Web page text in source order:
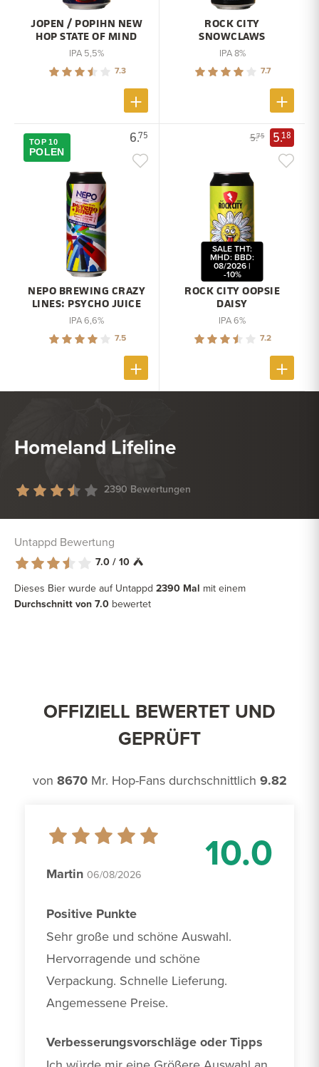
JOPEN / POPIHN NEW
HOP STATE OF MIND
IPA 5,5%
7.3
ROCK CITY
SNOWCLAWS
IPA 8%
7.7
6.75
TOP 10
POLEN
NEPO BREWING CRAZY
LINES: PSYCHO JUICE
IPA 6,6%
7.5
5.75 5.18
ROCK CITY OOPSIE
DAISY
SALE THT:
MHD: BBD:
08/2026 |
-10%
IPA 6%
7.2
Homeland Lifeline
2390 Bewertungen
Untappd Bewertung
7.0 / 10
Dieses Bier wurde auf Untappd 2390 Mal mit einem
Durchschnitt von 7.0 bewertet
OFFIZIELL BEWERTET UND
GEPRÜFT
von 8670Mr. Hop-Fans durchschnittlich 9.82
10.0
Martin 06/08/2026
Positive Punkte
Sehr große und schöne Auswahl.
Hervorragende und schöne
Verpackung. Schnelle Lieferung.
Angemessene Preise.
Verbesserungsvorschläge oder Tipps